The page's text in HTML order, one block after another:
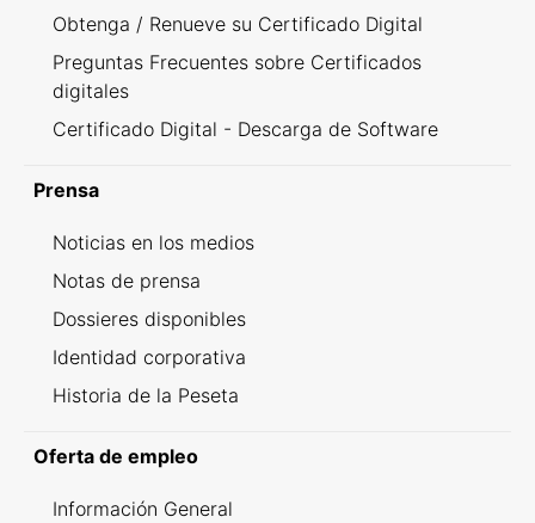
Obtenga / Renueve su Certificado Digital
Preguntas Frecuentes sobre Certificados
digitales
Certificado Digital - Descarga de Software
Prensa
Noticias en los medios
Notas de prensa
Dossieres disponibles
Identidad corporativa
Historia de la Peseta
Oferta de empleo
Información General